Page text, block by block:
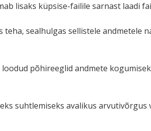
lisaks küpsise-failile sarnast laadi
sealhulgas sellistele andmetele
põhireeglid andmete
suhtle­miseks avalikus arvuti­võrgus